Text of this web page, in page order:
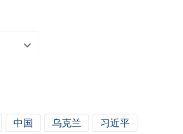
中国 乌克兰
习近平